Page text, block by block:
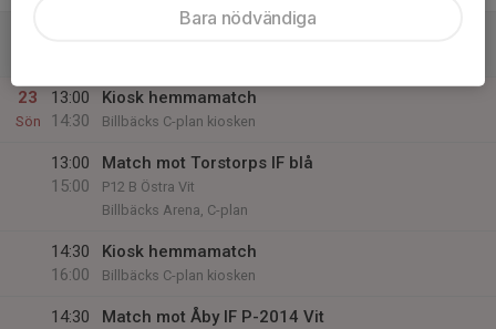
23
Sön
13:00
14:30
Kiosk hemmamatch
Billbäcks C-plan kiosken
13:00
15:00
Match mot Torstorps IF blå
P12 B Östra Vit
Billbäcks Arena, C-plan
14:30
16:00
Kiosk hemmamatch
Billbäcks C-plan kiosken
14:30
Match mot Åby IF P-2014 Vit
Bara nödvändiga